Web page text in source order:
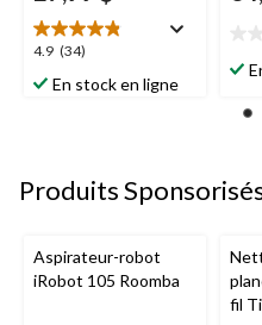
4.9 (34)
4.9
étoile(s)
sur
En stock en ligne
5.
Produits
Aspirateur-robot
iRobot 105 Roomba
fil